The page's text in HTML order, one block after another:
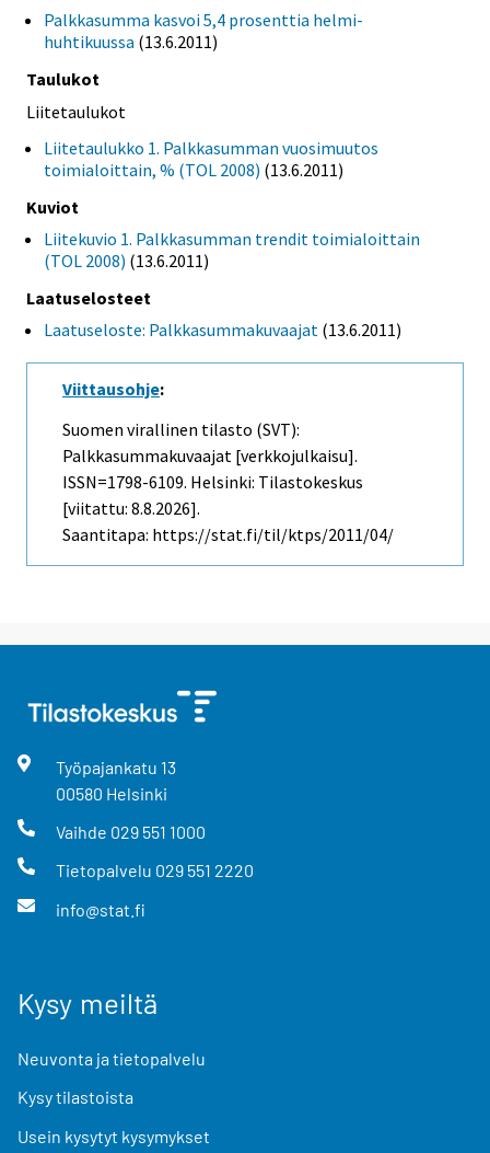
Palkkasumma kasvoi 5,4 prosenttia helmi-
huhtikuussa (13.6.2011)
Taulukot
Liitetaulukot
Liitetaulukko 1. Palkkasumman vuosimuutos
toimialoittain, % (TOL 2008) (13.6.2011)
Kuviot
Liitekuvio 1. Palkkasumman trendit toimialoittain
(TOL 2008) (13.6.2011)
Laatuselosteet
Laatuseloste: Palkkasummakuvaajat (13.6.2011)
Viittausohje:
Suomen virallinen tilasto (SVT):
Palkkasummakuvaajat [verkkojulkaisu].
ISSN=1798-6109. Helsinki: Tilastokeskus
[viitattu: 8.8.2026].
Saantitapa: https://stat.fi/til/ktps/2011/04/
Työpajankatu 13
00580 Helsinki
Vaihde 029 551 1000
Tietopalvelu 029 551 2220
info@stat.fi
Kysy meiltä
Neuvonta ja tietopalvelu
Kysy tilastoista
Usein kysytyt kysymykset